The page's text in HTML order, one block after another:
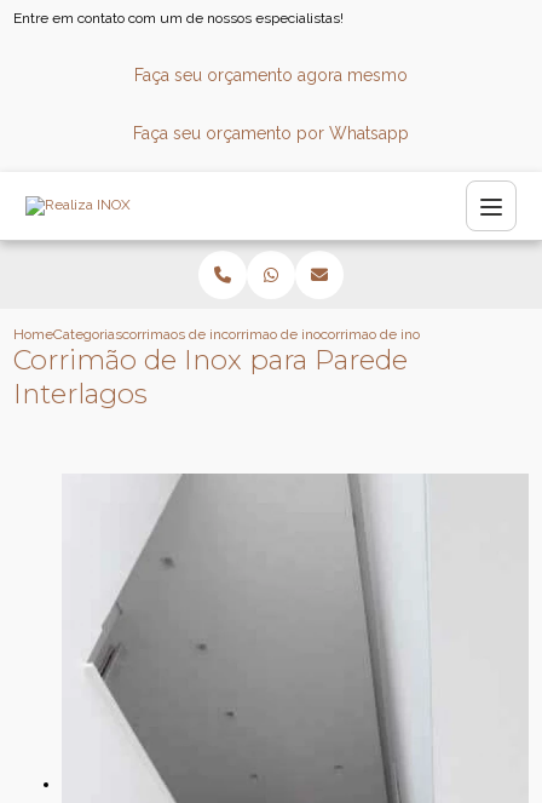
Entre em contato com um de nossos especialistas!
Faça seu orçamento agora mesmo
Faça seu orçamento por Whatsapp
HomeCategoriascorrimaos de inoxcorrimao de inox para escada caracol
corrimao de inox para parede
Corrimão de Inox para Parede
Interlagos